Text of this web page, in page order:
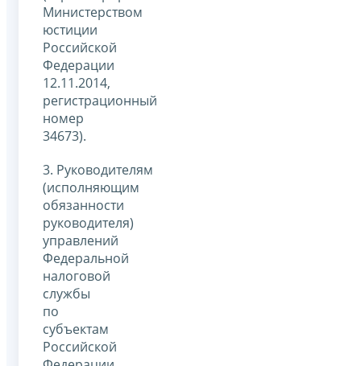
Министерством
юстиции
Российской
Федерации
12.11.2014,
регистрационный
номер
34673).
3. Руководителям
(исполняющим
обязанности
руководителя)
управлений
Федеральной
налоговой
службы
по
субъектам
Российской